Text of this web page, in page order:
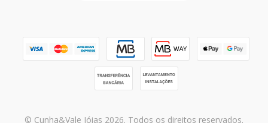
© Cunha&Vale Jóias 2026. Todos os direitos reservados.